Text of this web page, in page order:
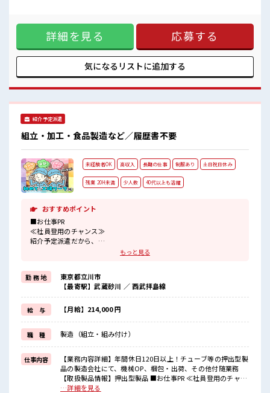
お休みは土日祝日なので友人や家族との予定も合わせやすい♪
高収入もバッチリ目指せますよ！
家族や友人と一緒にプライベート満喫！ ≪機能的な制服アリ
≫ 制服があるので、 毎日の服装の悩み解消♪ ≪未経験の方も
大カンゲイ≫ 新しいことにチャレンジするのは不安だけど、
しっかり働く環境が整っています！ イチからスキルUP・ステ
ップUP目指していきましょう！ ■職場の雰囲気 『少人数』だ
からコミュニケーションも取りやすい？ 程よく残業あり！ お
高収入もバッチリ目指せますよ！
詳細を見る 応募する
気になるリストに追加する
紹介予定派遣
組立・加工・食品製造など／履歴書不要
未経験者OK 高収入 長期の仕事 制服あり 土日祝日休み
残業 20H未満 少人数 40代以上も活躍
おすすめポイント
■お仕事PR
≪社員登用のチャンス≫
紹介予定派遣だから、
自分に職場が合うかお試しできるのがウレシイ☆
残業は月20時間未満で、
ほどよく稼げます♪
≪週休2日制≫
週末は家族や友人と一緒にプライベート満喫！
≪機能的な制服アリ≫
制服があるので、
毎日の服装の悩み解消♪
≪未経験の方も大カンゲイ≫
新しいことにチャレンジするのは不安だけど、
しっかり働く環境が整っています！
イチからスキルUP・ステップUP目指していきましょう！
■職場の雰囲気
もっと見る
勤 務 地
東京都立川市
【最寄駅】武蔵砂川 ／ 西武拝島線
給 与 【月給】214,000 円
職 種 製造（組立・組み付け）
仕事内容
【業務内容詳細】年間休日120日以上！チューブ等の押出型製
品の製造会社にて、機械OP、梱包・出荷、その他付随業務
【取扱製品情報】押出型製品 ■お仕事PR ≪社員登用のチャン
ス≫ 紹介予定派遣だから、 自分に職場が合うかお試しできる
…詳細を見る